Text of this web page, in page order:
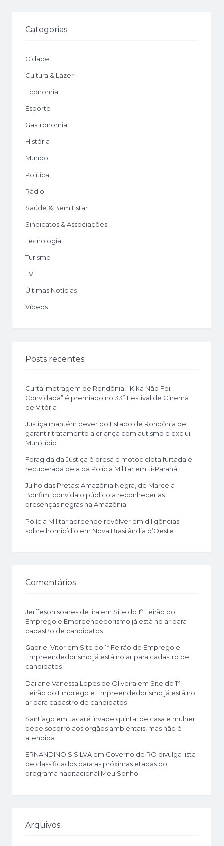
Categorias
Cidade
Cultura & Lazer
Economia
Esporte
Gastronomia
História
Mundo
Política
Rádio
Saúde & Bem Estar
Sindicatos & Associações
Tecnologia
Turismo
TV
Últimas Notícias
Vídeos
Posts recentes
Curta-metragem de Rondônia, “Kika Não Foi
Convidada” é premiado no 33º Festival de Cinema
de Vitória
Justiça mantém dever do Estado de Rondônia de
garantir tratamento a criança com autismo e exclui
Município
Foragida da Justiça é presa e motocicleta furtada é
recuperada pela da Polícia Militar em Ji-Paraná
Julho das Pretas: Amazônia Negra, de Marcela
Bonfim, convida o público a reconhecer as
presenças negras na Amazônia
Polícia Militar apreende revólver em diligências
sobre homicídio em Nova Brasilândia d’Oeste
Comentários
Jerffeson soares de lira em Site do 1º Feirão do
Emprego e Empreendedorismo já está no ar para
cadastro de candidatos
Gabriel Vitor em Site do 1º Feirão do Emprego e
Empreendedorismo já está no ar para cadastro de
candidatos
Dailane Vanessa Lopes de Oliveira em Site do 1º
Feirão do Emprego e Empreendedorismo já está no
ar para cadastro de candidatos
Santiago em Jacaré invade quintal de casa e mulher
pede socorro aos órgãos ambientais, mas não é
atendida
ERNANDINO S SILVA em Governo de RO divulga lista
de classificados para as próximas etapas do
programa habitacional Meu Sonho
Arquivos